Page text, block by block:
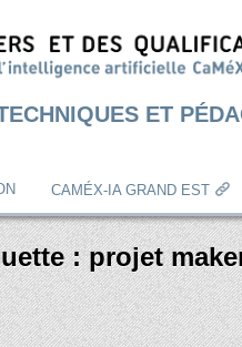
ET
CAMÉX-IA GRAND EST
:projet